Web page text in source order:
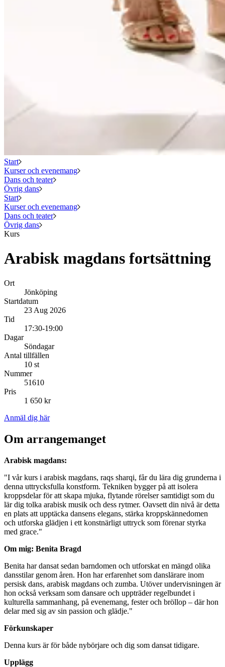
Start
Kurser och evenemang
Dans och teater
Övrig dans
Start
Kurser och evenemang
Dans och teater
Övrig dans
Kurs
Arabisk magdans fortsättning
Ort
Jönköping
Startdatum
23 Aug 2026
Tid
17:30-19:00
Dagar
Söndagar
Antal tillfällen
10 st
Nummer
51610
Pris
1 650 kr
Anmäl dig här
Om arrangemanget
Arabisk magdans:
"I vår kurs i arabisk magdans, raqs sharqi, får du lära dig grunderna i
denna uttrycksfulla konstform. Tekniken bygger på att isolera
kroppsdelar för att skapa mjuka, flytande rörelser samtidigt som du
lär dig tolka arabisk musik och dess rytmer. Oavsett din nivå är detta
en plats att upptäcka dansens elegans, stärka kroppskännedomen
och utforska glädjen i ett konstnärligt uttryck som förenar styrka
med grace."
Om mig: Benita Bragd
Benita har dansat sedan barndomen och utforskat en mängd olika
dansstilar genom åren. Hon har erfarenhet som danslärare inom
persisk dans, arabisk magdans och zumba. Utöver undervisningen är
hon också verksam som dansare och uppträder regelbundet i
kulturella sammanhang, på evenemang, fester och bröllop – där hon
delar med sig av sin passion och glädje."
Förkunskaper
Denna kurs är för både nybörjare och dig som dansat tidigare.
Upplägg